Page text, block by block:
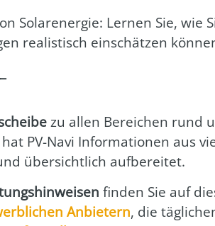
Solar­ener­gie: Ler­nen Sie, wie
rea­lis­tisch ein­schät­zen
zu allen Berei­chen rund
PV-Navi Infor­ma­tio­nen aus
über­sicht­lich auf­be­rei­tet.
fin­den Sie auf
Anbie­tern, die